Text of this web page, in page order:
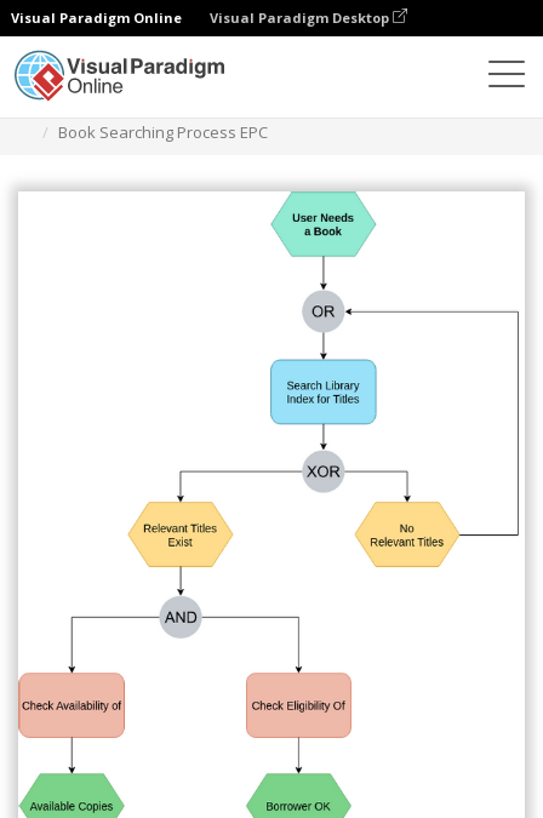
Visual Paradigm Online Visual Paradigm Desktop
Book Searching Process EPC